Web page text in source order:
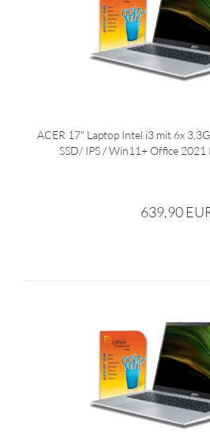
ACER 17" Laptop Intel i3 mit 6x
SSD/ IPS / Win11+ Office
639,90